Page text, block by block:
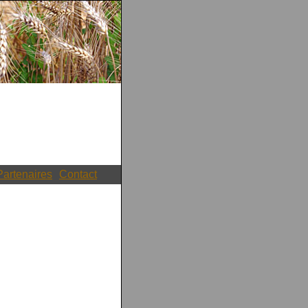
Contact